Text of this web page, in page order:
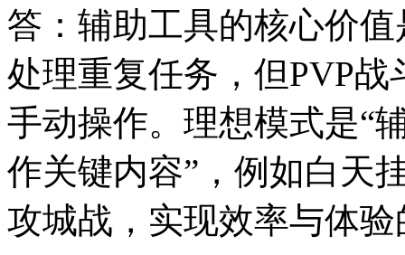
答：辅助工具的核心价
处理重复任务，但PVP
手动操作。理想模式是“
作关键内容”，例如白天
攻城战，实现效率与体验